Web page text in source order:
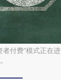
者付费”模式正在